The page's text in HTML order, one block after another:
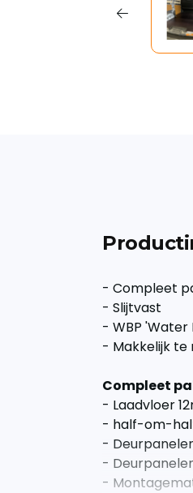
- Compleet
- Slijtvast
- WBP
- Makkelijk
Compleet
- Laadvloer
- half-om-
-
-
-